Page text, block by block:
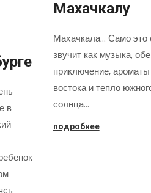
в
Махачкалу
Махачкала... Само это
звучит как музыка,
приключение, ароматы
востока и тепло
солнца…
подробнее